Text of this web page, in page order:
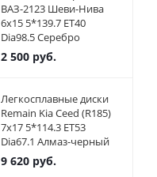
ВАЗ-2123 Шеви-Нива
6x15 5*139.7 ET40
Dia98.5 Серебро
2 500руб.
Легкосплавные диски
Remain Kia Ceed (R185)
7x17 5*114.3 ET53
Dia67.1 Алмаз-черный
9 620руб.